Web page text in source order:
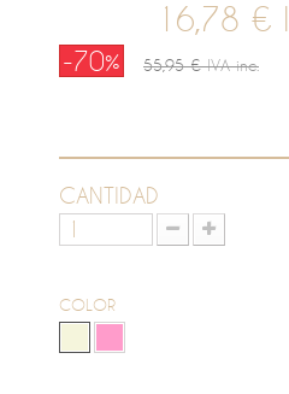
16,78 €
-70% 55,95 €IVA inc.
CANTIDAD
COLOR